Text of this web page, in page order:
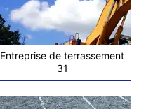
Entreprise de terrassement
31